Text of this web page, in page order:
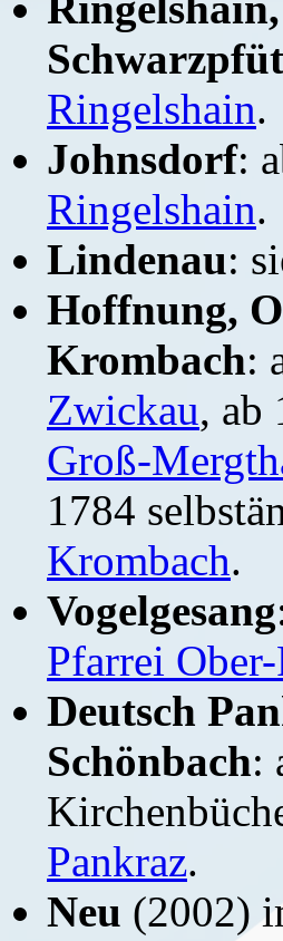
Ringelshain.
Johnsdorf:
Ringelshain.
Lindenau:
Hoffnung,
Krombach:
Zwickau, ab
Groß-
1784
Krombach.
Vogelgesang
Pfarrei
Deutsch
Schönbach:
Pankraz.
Neu (2002)